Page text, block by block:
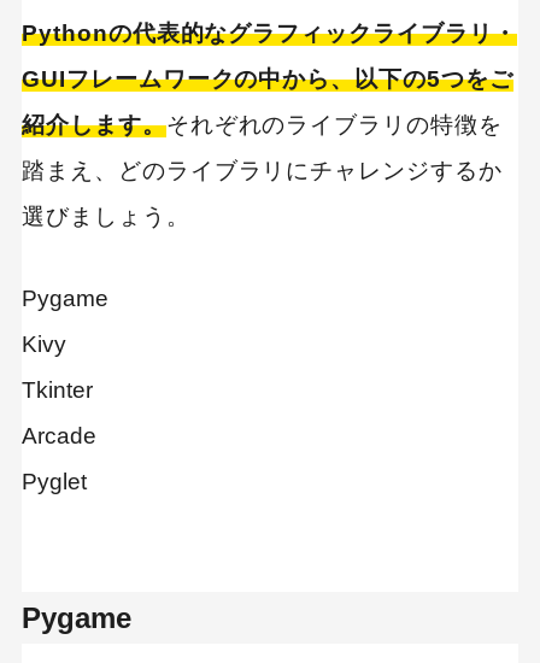
Pythonの代表的なグラフィックライブラリ・
GUIフレームワークの中から、以下の5つをご
紹介します。それぞれのライブラリの特徴を
踏まえ、どのライブラリにチャレンジするか
選びましょう。
Pygame
Kivy
Tkinter
Arcade
Pyglet
Pygame